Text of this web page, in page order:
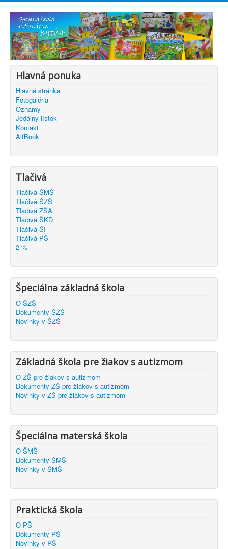
Hlavná ponuka
Hlavná stránka
Fotogaléria
Oznamy
Jedálny lístok
Kontakt
AlfBook
Tlačivá
Tlačivá ŠMŠ
Tlačivá ŠZŠ
Tlačivá ZŠA
Tlačivá ŠKD
Tlačivá ŠI
Tlačivá PŠ
2 %
Špeciálna základná škola
O ŠZŠ
Dokumenty ŠZŠ
Novinky v ŠZŠ
Základná škola pre žiakov s autizmom
O ZŠ pre žiakov s autizmom
Dokumenty ZŠ pre žiakov s autizmom
Novinky v ZŠ pre žiakov s autizmom
Špeciálna materská škola
O ŠMŠ
Dokumenty ŠMŠ
Novinky v ŠMŠ
Praktická škola
O PŠ
Dokumenty PŠ
Novinky v PŠ